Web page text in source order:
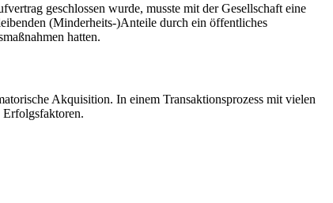
geschlossen wurde, musste mit der Gesellschaft eine
(Minderheits-)Anteile durch ein öffentliches
hatten.
Akquisition. In einem Transaktionsprozess mit vielen
Erfolgsfaktoren.